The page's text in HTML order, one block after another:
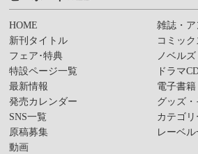
HOME
新刊タイトル
フェア･特典
特設ページ一覧
最新情報
発売カレンダー
SNS一覧
原稿募集
動画
雑誌・
コミック
ノベルズ
ドラマ
電子書籍
グッズ
カテゴ
レーベ